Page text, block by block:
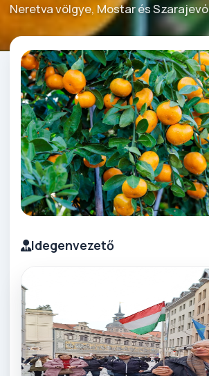
Neretva völgye, Mostar és Szarajevó
Idegenvezető